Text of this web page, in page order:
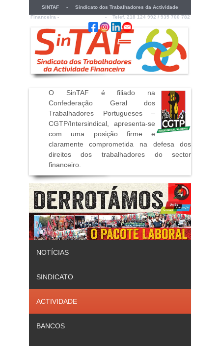
SINTAF - Sindicato dos Trabalhadores da Actividade
Financeira -
- Telef. 218 124 992 / 935 700 782
O SinTAF é filiado na
Confederação Geral dos
Trabalhadores Portugueses –
CGTP/Intersindical, apresenta-se
com uma posição firme e
claramente comprometida na defesa dos
direitos dos trabalhadores do sector
financeiro.
NOTÍCIAS
SINDICATO
ACTIVIDADE
BANCOS